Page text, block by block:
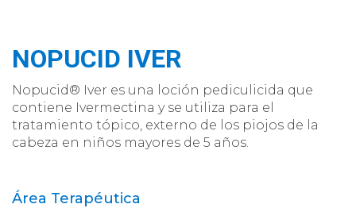
NOPUCID IVER
Nopucid® Iver es una loción pediculicida que
contiene Ivermectina y se utiliza para el
tratamiento tópico, externo de los piojos de la
cabeza en niños mayores de 5 años.
Área Terapéutica